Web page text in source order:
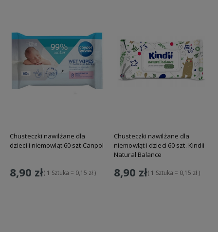
Chusteczki nawilżane dla
dzieci i niemowląt 60 szt Canpol
8,90 zł( 1 Sztuka = 0,15 zł )
Chusteczki nawilżane dla
niemowląt i dzieci 60 szt. Kindii
Natural Balance
8,90 zł( 1 Sztuka = 0,15 zł )